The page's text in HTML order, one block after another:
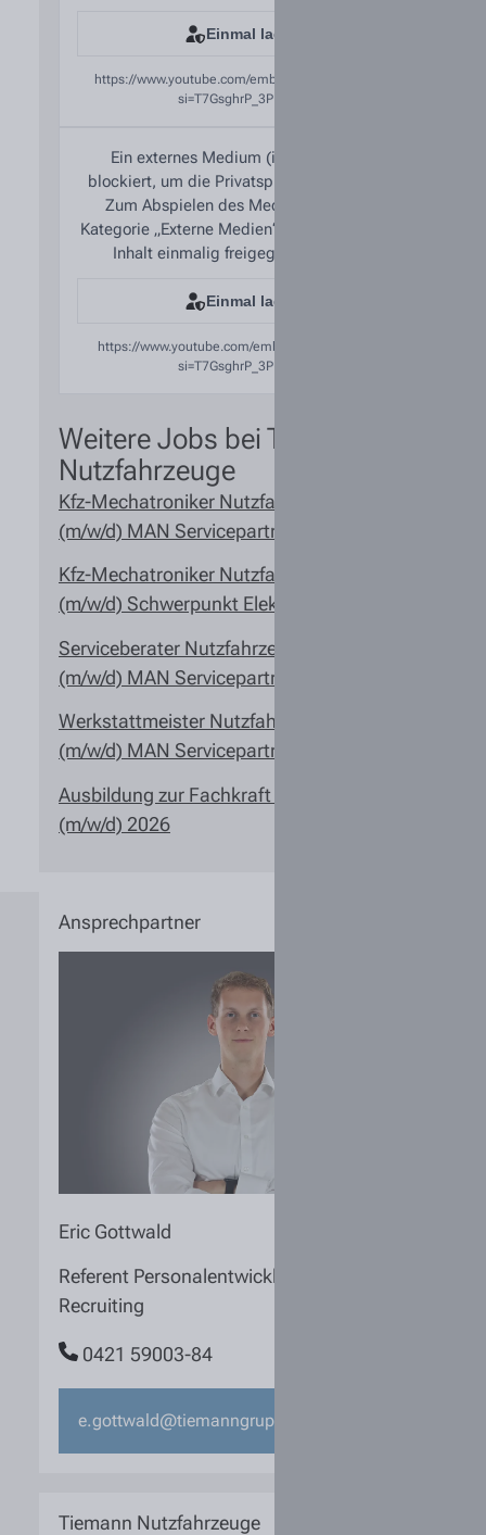
Einmal laden
https://www.youtube.com/embed/DMSzOpGEeFs?
si=T7GsghrP_3PNSIYP
Ein externes Medium (iFrame) wurde
blockiert, um die Privatsphäre zu schützen.
Zum Abspielen des Mediums kann die
Kategorie „Externe Medien“ aktiviert oder der
Inhalt einmalig freigegeben werden.
Einmal laden
https://www.youtube.com/embed/rUctXVMzShw?
si=T7GsghrP_3PNSIYP
Weitere Jobs bei Tiemann
Nutzfahrzeuge
Kfz-Mechatroniker Nutzfahrzeugtechnik
(m/w/d) MAN Servicepartner
Kfz-Mechatroniker Nutzfahrzeugtechnik
(m/w/d) Schwerpunkt Elektrik
Serviceberater Nutzfahrzeugtechnik
(m/w/d) MAN Servicepartner
Werkstattmeister Nutzfahrzeugtechnik
(m/w/d) MAN Servicepartner
Ausbildung zur Fachkraft für Lagerlogistik
(m/w/d) 2026
Ansprechpartner
Eric Gottwald
Referent Personalentwicklung und
Recruiting
0421 59003-84
e.gottwald@tiemanngruppe.de
Tiemann Nutzfahrzeuge